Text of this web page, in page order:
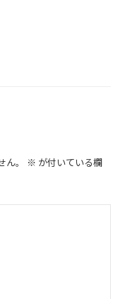
。 ※ が付いている欄